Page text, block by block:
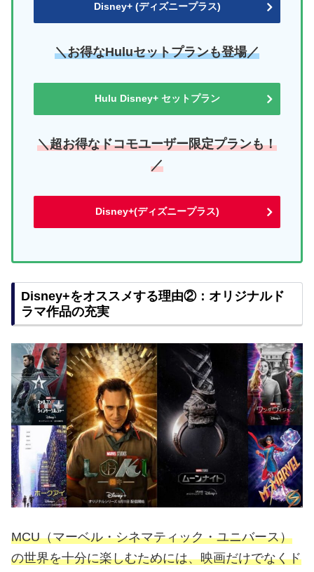
Disney+ (ディズニープラス)
＼お得なHuluセットプランも登場／
Hulu Disney+ セットプラン
＼超お得なドコモユーザー限定プランも！
／
Disney+(ディズニープラス)
Disney+をオススメする理由②：オリジナルド
ラマ作品の充実
MCU（マーベル・シネマティック・ユニバース）
の世界を十分に楽しむためには、映画だけでなくド